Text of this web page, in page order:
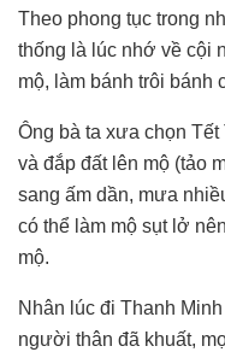
Theo phong tục trong
thống là lúc nhớ về cội
mộ, làm bánh trôi bánh
Ông bà ta xưa chọn
và đắp đất lên mộ (tảo
sang ấm dần, mưa
có thể làm mộ sụt lở
mộ.
Nhân lúc đi Thanh
người thân đã khuất,